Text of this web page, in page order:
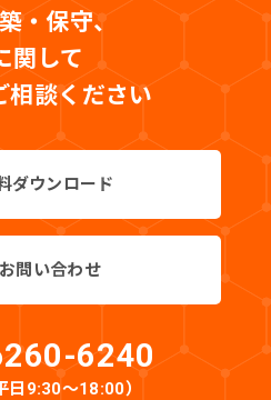
・保守、
関して
相談ください
ダウンロード
お問い合わせ
6240
日9:30〜18:00）